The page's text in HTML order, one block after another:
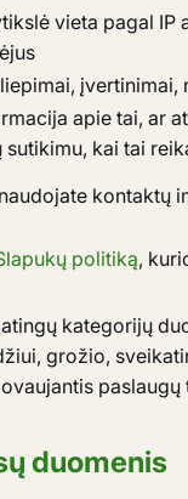
vieta pagal IP
įvertinimai,
apie tai, ar
sutikimu, kai tai
kontaktų
politiką,
kategorijų
grožio,
duomenis